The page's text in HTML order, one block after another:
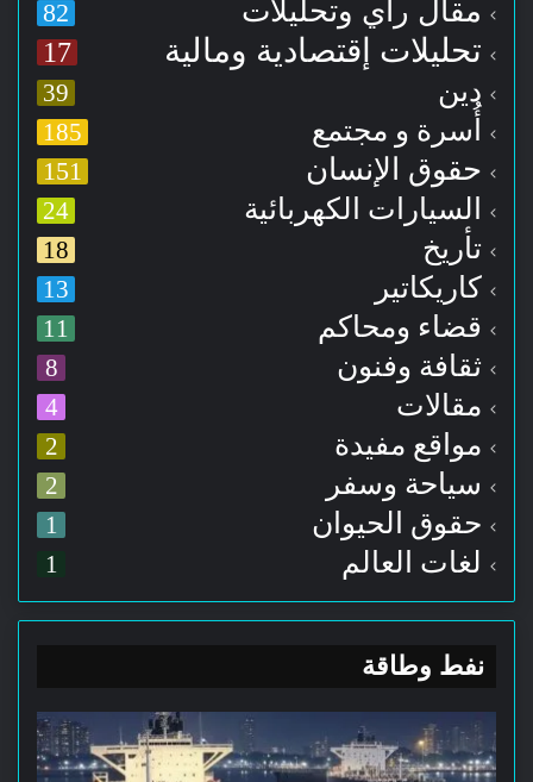
مقال رأي وتحليلات 82
تحليلات إقتصادية ومالية 17
دين 39
أُسرة و مجتمع 185
حقوق الإنسان 151
السيارات الكهربائية 24
تأريخ 18
كاريكاتير 13
قضاء ومحاكم 11
ثقافة وفنون 8
مقالات 4
مواقع مفيدة 2
سياحة وسفر 2
حقوق الحيوان 1
لغات العالم 1
نفط وطاقة